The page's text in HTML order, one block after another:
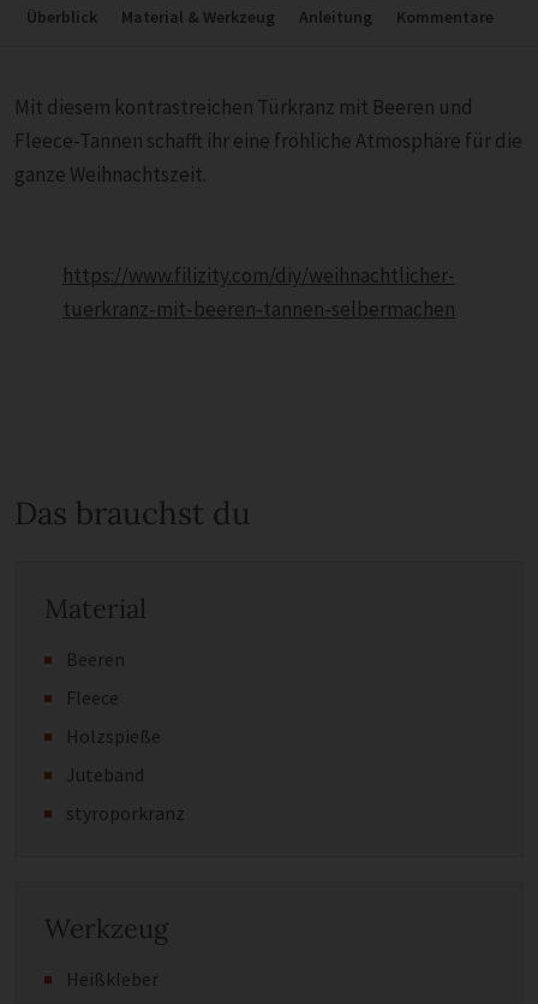
Überblick Material & Werkzeug Anleitung Kommentare
Mit diesem kontrastreichen Türkranz mit Beeren und
Fleece-Tannen schafft ihr eine fröhliche Atmosphäre für die
ganze Weihnachtszeit.
https://www.filizity.com/diy/weihnachtlicher-
tuerkranz-mit-beeren-tannen-selbermachen
Das brauchst du
Material
Beeren
Fleece
Holzspieße
Juteband
styroporkranz
Werkzeug
Heißkleber